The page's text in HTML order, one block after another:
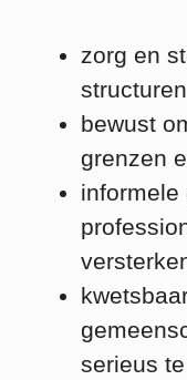
zorg en
bewust
grenzen
informele
serieus